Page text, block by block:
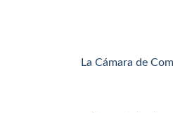
La Cámara de